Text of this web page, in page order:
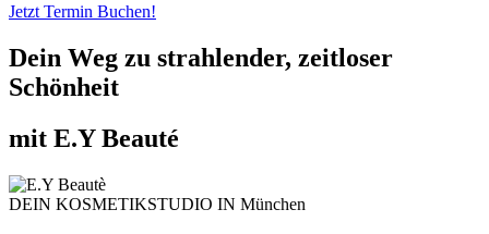
Jetzt Termin Buchen!
Dein Weg zu strahlender, zeitloser
Schönheit
mit E.Y Beauté
DEIN KOSMETIKSTUDIO IN München​